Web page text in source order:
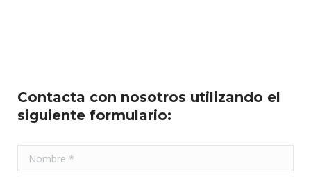
Contacta con nosotros utilizando el
siguiente formulario: